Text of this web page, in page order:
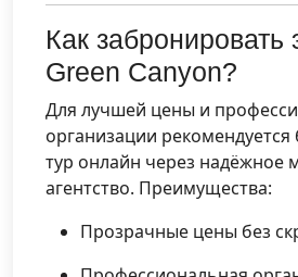
Как забронировать
Green Canyon?
Для лучшей цены и
организации
тур онлайн через надёжное
агентство. Преимущества:
Прозрачные цены без